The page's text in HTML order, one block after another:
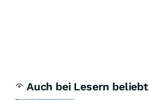
Auch bei Lesern beliebt